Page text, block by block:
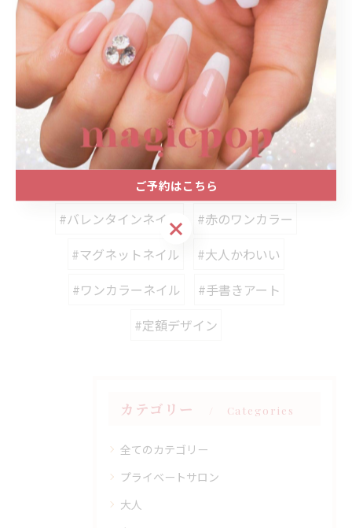
< 前のページ 一覧に戻る 次のページ >
関連タグ
#名古屋駅ネイルサロン
#プライベートネイルサロン
#バレンタインネイル
#赤のワンカラー
#マグネットネイル
#大人かわいい
#ワンカラーネイル
#手書きアート
#定額デザイン
カテゴリー Categories
全てのカテゴリー
プライベートサロン
大人
ご予約はこちら
ご予約はこちら